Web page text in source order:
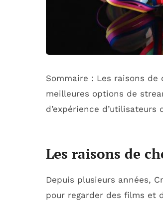
Sommaire : Les raisons
meilleures options de
d’expérience
Les raisons de
Depuis plusieurs années,
pour regarder des films et